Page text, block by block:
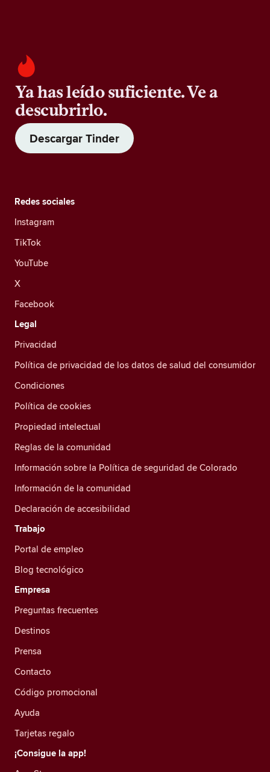
Ya has leído suficiente. Ve a
descubrirlo.
Descargar Tinder
Redes sociales
Instagram
TikTok
YouTube
X
Facebook
Legal
Privacidad
Política de privacidad de los datos de salud del consumidor
Condiciones
Política de cookies
Propiedad intelectual
Reglas de la comunidad
Información sobre la Política de seguridad de Colorado
Información de la comunidad
Declaración de accesibilidad
Trabajo
Portal de empleo
Blog tecnológico
Empresa
Preguntas frecuentes
Destinos
Prensa
Contacto
Código promocional
Ayuda
Tarjetas regalo
¡Consigue la app!